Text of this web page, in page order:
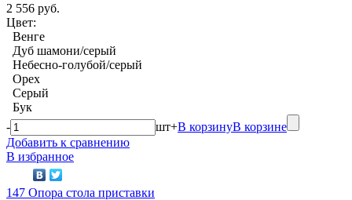
2 556 руб.
Цвет:
Венге
Дуб шамони/серый
Небесно-голубой/серый
Орех
Серый
Бук
-
шт+В корзинуВ корзине
Добавить к сравнению
В избранное
147 Опора стола приставки